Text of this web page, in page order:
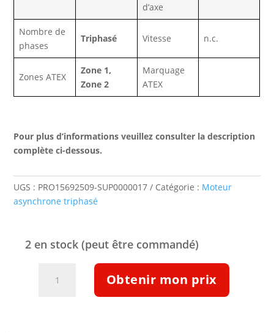
d’axe
Nombre de
phases
Triphasé Vitesse n.c.
Zones ATEX
Zone 1,
Zone 2
Marquage
ATEX
Pour plus d’informations veuillez consulter la description
complète ci-dessous.
UGS : PRO15692509-SUP0000017 Catégorie : Moteur
asynchrone triphasé
2 en stock (peut être commandé)
Obtenir mon prix